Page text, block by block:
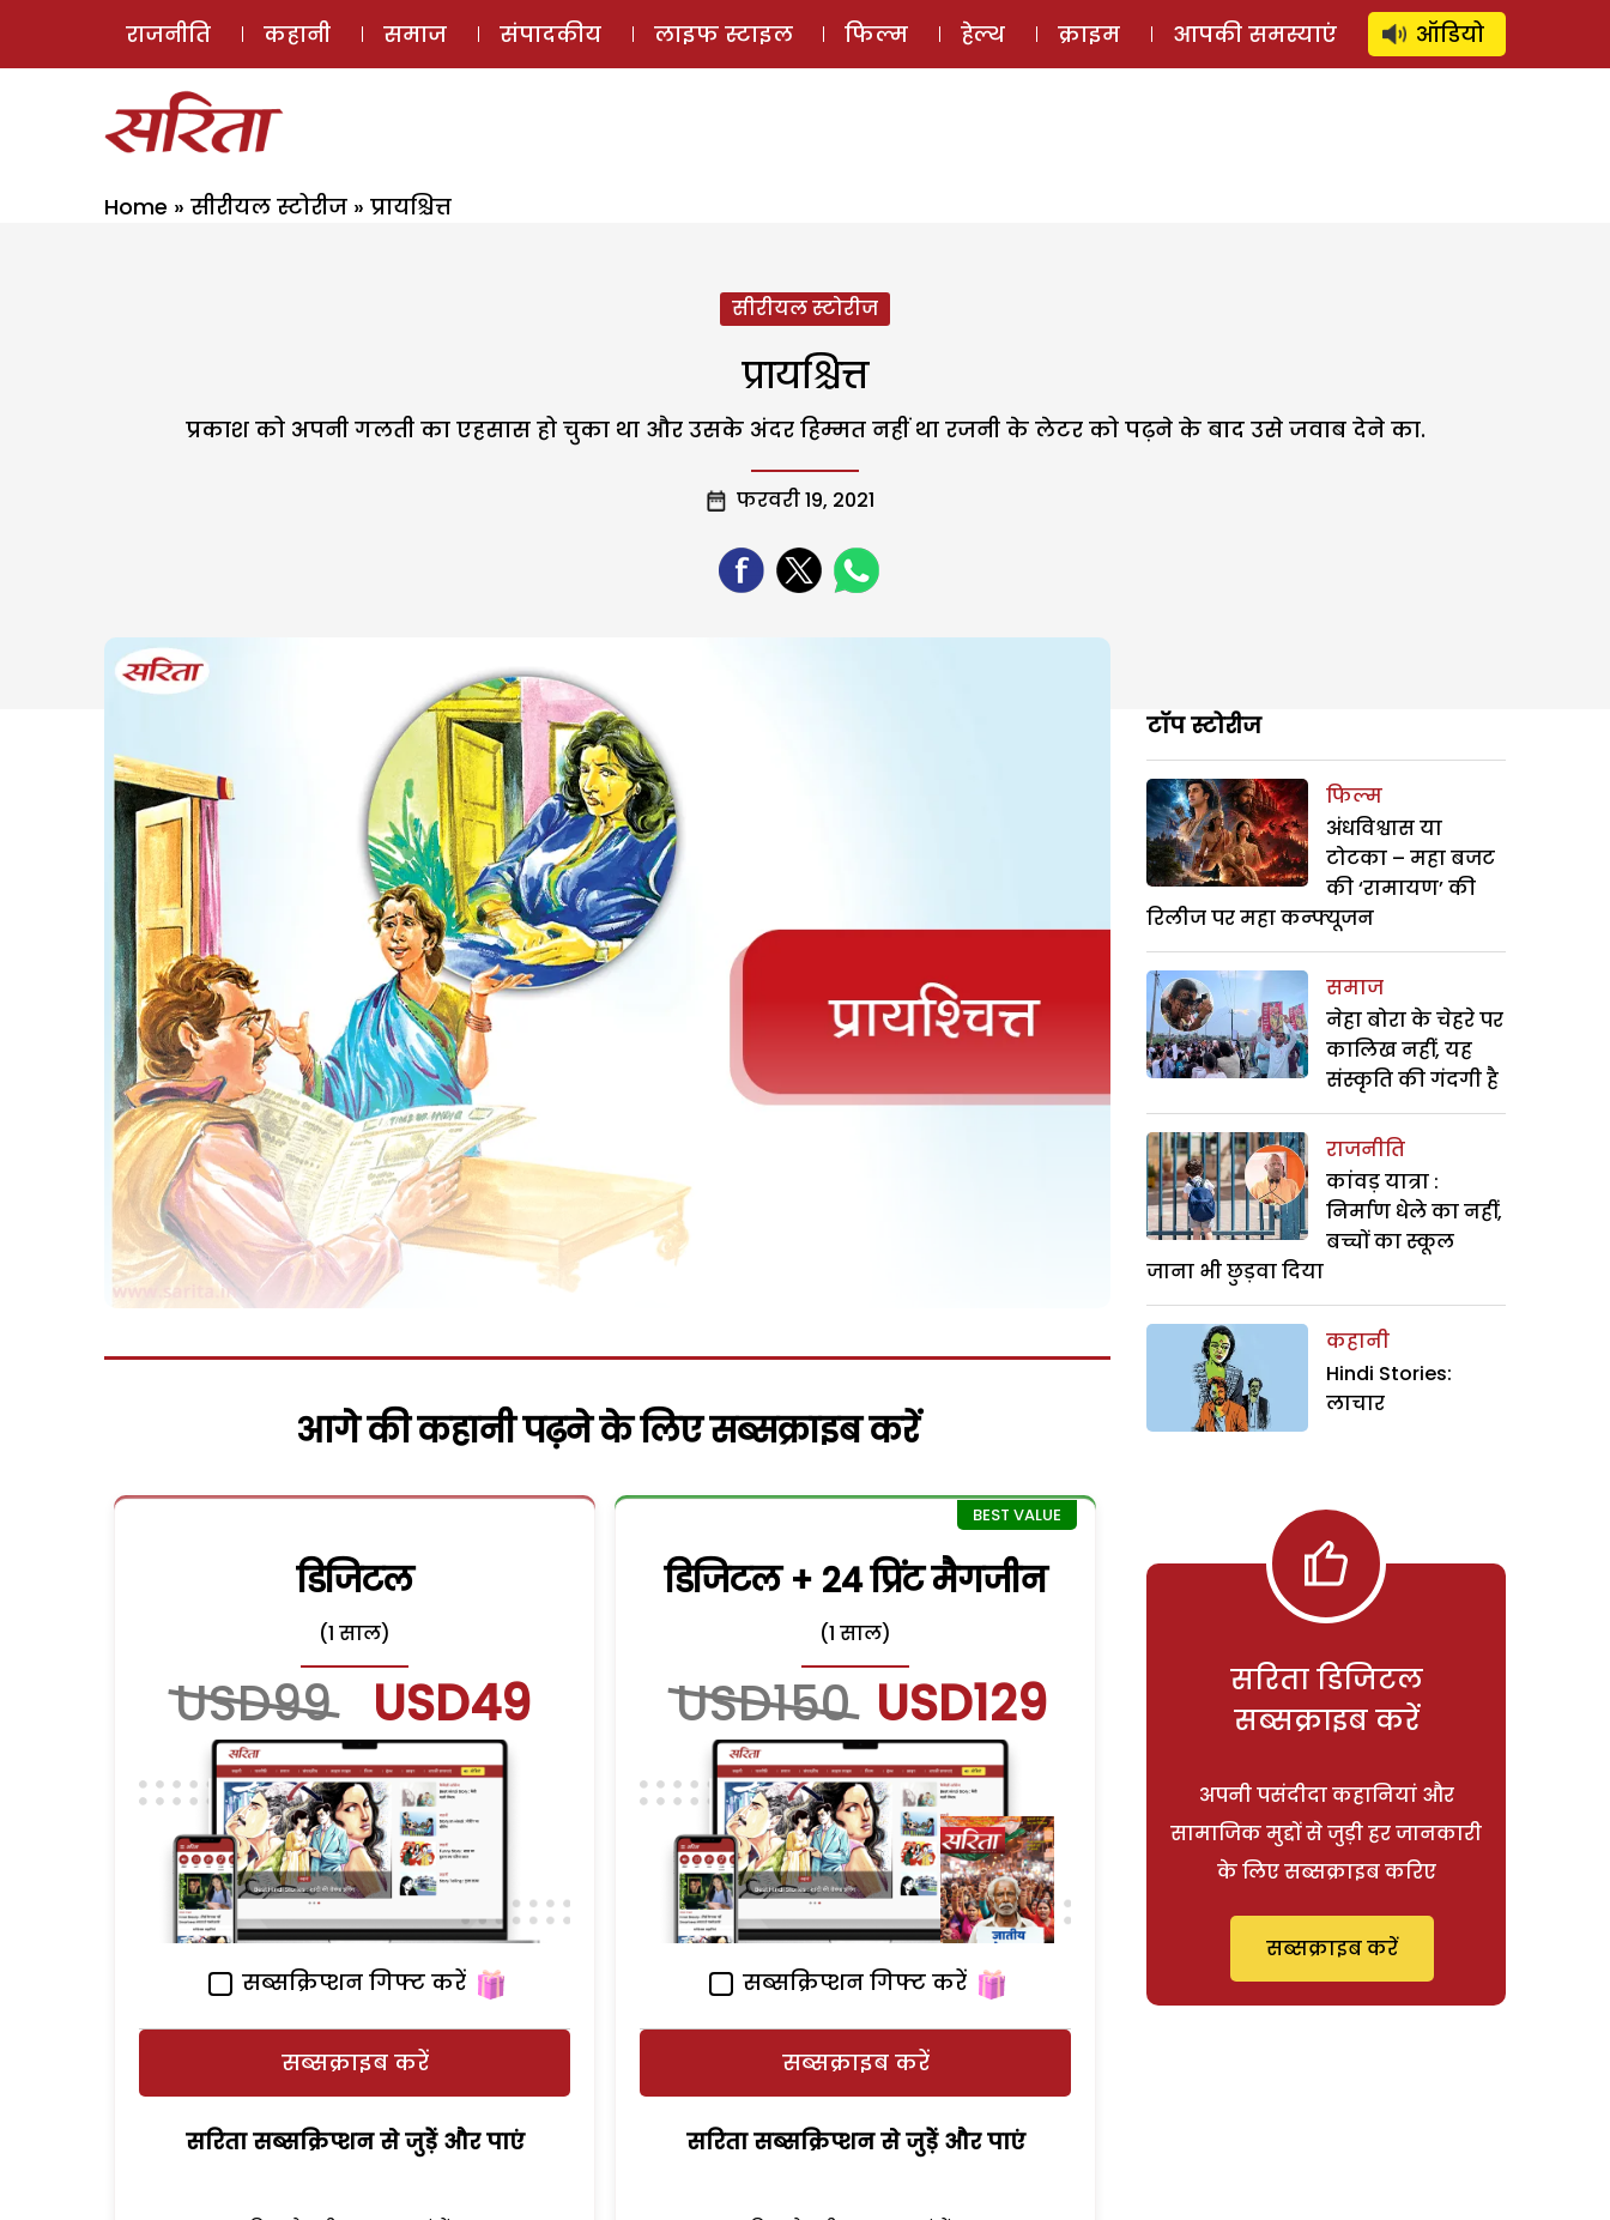
ई-मैगज़ीन ऑडियो स्टोरी लॉग इन ⚲ SUBSCRIBE
राजनीति कहानी समाज संपादकीय लाइफ स्टाइल फिल्म हेल्थ क्राइम आपकी समस्याएं ऑडियो
Home » सीरीयल स्टोरीज » प्रायश्चित्त
सीरीयल स्टोरीज
प्रायश्चित्त
प्रकाश को अपनी गलती का एहसास हो चुका था और उसके अंदर हिम्मत नहीं था रजनी के लेटर को पढ़ने के बाद उसे जवाब देने का.
फरवरी 19, 2021
आगे की कहानी पढ़ने के लिए सब्सक्राइब करें
डिजिटल
(1 साल)
USD99 USD49
सब्सक्रिप्शन गिफ्ट करें
सब्सक्राइब करें
सरिता सब्सक्रिप्शन से जुड़ेें और पाएं
डिजिटल + 24 प्रिंट मैगजीन
(1 साल)
USD150 USD129
सब्सक्रिप्शन गिफ्ट करें
सब्सक्राइब करें
सरिता सब्सक्रिप्शन से जुड़ेें और पाएं
टॉप स्टोरीज
फिल्म
अंधविश्वास या
टोटका – महा बजट
की ‘रामायण’ की
रिलीज पर महा कन्फ्यूजन
समाज
नेहा बोरा के चेहरे पर
कालिख नहीं, यह
संस्कृति की गंदगी है
राजनीति
कांवड़ यात्रा :
निर्माण धेले का नहीं,
बच्चों का स्कूल
जाना भी छुड़वा दिया
कहानी
Hindi Stories:
लाचार
सरिता डिजिटल
सब्सक्राइब करें
अपनी पसंदीदा कहानियां और
सामाजिक मुद्दों से जुड़ी हर जानकारी
के लिए सब्सक्राइब करिए
सब्सक्राइब करें